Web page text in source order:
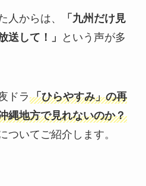
人からは、
「九州だけ見
送して！」
という声が多
ドラ 「ひらやすみ」の再
縄地方で見れないのか？
ついてご紹介します。